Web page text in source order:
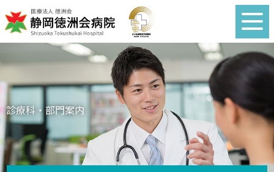
診療科・部門案内